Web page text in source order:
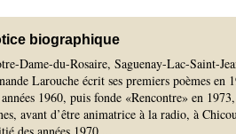
biographique
Dame-du-Rosaire, Saguenay-Lac-Saint-
Larouche écrit ses premiers poèmes
années 1960, puis fonde «Rencontre» en
avant d’être animatrice à la radio, à